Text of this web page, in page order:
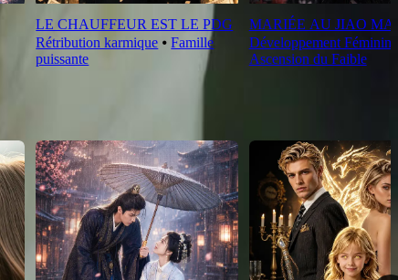
LE CHAUFFEUR EST LE PDG
Rétribution karmique ⦁Famille
puissante
MARIÉE AU JIAO
Développement Féminin
Ascension du Faible